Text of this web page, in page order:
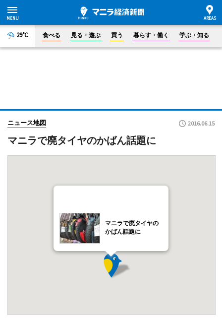
29°C 食べる 見る・遊ぶ 買う 暮らす・働く 学ぶ・知る
ニュース地図 2016.06.15
マニラで廃タイヤのかばん話題に
マニラで廃タイヤの
かばん話題に